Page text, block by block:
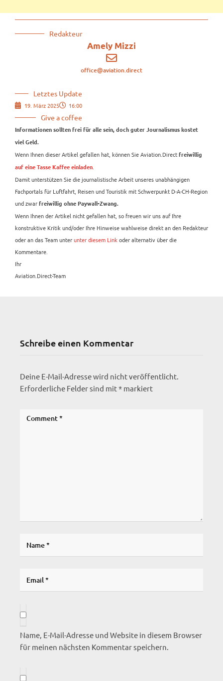
Redakteur
Amely Mizzi
office@aviation.direct
Letztes Update
19. März 2025 16:00
Give a coffee
Informationen sollten frei für alle sein, doch guter Journalismus kostet
viel Geld.
Wenn Ihnen dieser Artikel gefallen hat, können Sie Aviation.Direct freiwillig
auf eine Tasse Kaffee einladen
Damit unterstützen Sie die journalistische Arbeit unseres unabhängigen
Fachportals für Luftfahrt, Reisen und Touristik mit Schwerpunkt D-A-CH-Region
und zwar freiwillig ohne Paywall-Zwang.
Wenn Ihnen der Artikel nicht gefallen hat, so freuen wir uns auf Ihre
konstruktive Kritik und/oder Ihre Hinweise wahlweise direkt an den Redakteur
oder an das Team unterunter diesem Link oder alternativ über die
Kommentare.
Ihr
Aviation.Direct-Team
Schreibe einen Kommentar
Deine E-Mail-Adresse wird nicht veröffentlicht.
Erforderliche Felder sind mit* markiert
Name, E-Mail-Adresse und Website in diesem Browser
für meinen nächsten Kommentar speichern.